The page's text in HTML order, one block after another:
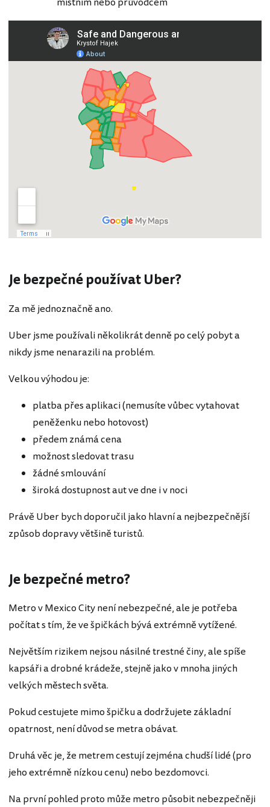
Je bezpečné používat Uber?
Za mě jednoznačně ano.
Uber jsme používali několikrát denně po celý pobyt a
nikdy jsme nenarazili na problém.
Velkou výhodou je:
platba přes aplikaci (nemusíte vůbec vytahovat
peněženku nebo hotovost)
předem známá cena
možnost sledovat trasu
žádné smlouvání
široká dostupnost aut ve dne i v noci
Právě Uber bych doporučil jako hlavní a nejbezpečnější
způsob dopravy většině turistů.
Je bezpečné metro?
Metro v Mexico City není nebezpečné, ale je potřeba
počítat s tím, že ve špičkách bývá extrémně vytížené.
Největším rizikem nejsou násilné trestné činy, ale spíše
kapsáři a drobné krádeže, stejně jako v mnoha jiných
velkých městech světa.
Pokud cestujete mimo špičku a dodržujete základní
opatrnost, není důvod se metra obávat.
Druhá věc je, že metrem cestují zejména chudší lidé (pro
jeho extrémně nízkou cenu) nebo bezdomovci.
Na první pohled proto může metro působit nebezpečněji